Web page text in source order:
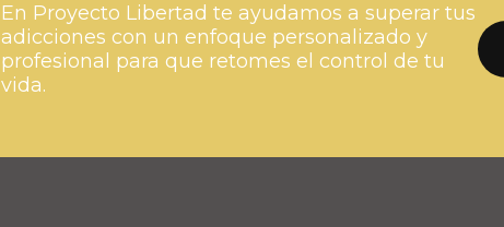
En Proyecto Libertad te ayudamos a superar tus
adicciones con un enfoque personalizado y
profesional para que retomes el control de tu
vida.